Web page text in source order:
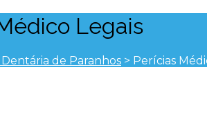
Legais
de Paranhos > Perícias